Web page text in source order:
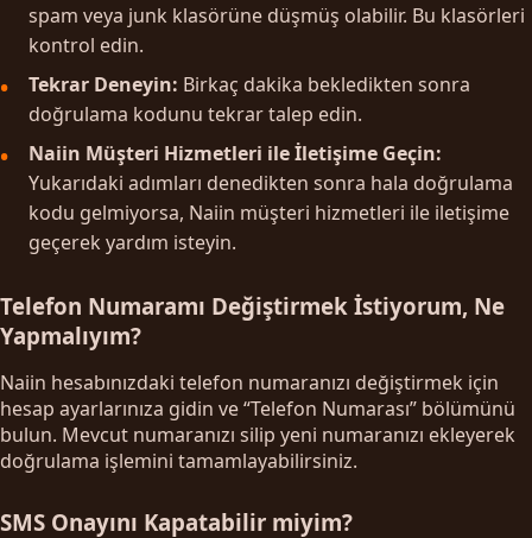
spam veya junk klasörüne düşmüş olabilir. Bu klasörleri
kontrol edin.
Tekrar Deneyin: Birkaç dakika bekledikten sonra
doğrulama kodunu tekrar talep edin.
Naiin Müşteri Hizmetleri ile İletişime Geçin:
Yukarıdaki adımları denedikten sonra hala doğrulama
kodu gelmiyorsa, Naiin müşteri hizmetleri ile iletişime
geçerek yardım isteyin.
Telefon Numaramı Değiştirmek İstiyorum, Ne
Yapmalıyım?
Naiin hesabınızdaki telefon numaranızı değiştirmek için
hesap ayarlarınıza gidin ve “Telefon Numarası” bölümünü
bulun. Mevcut numaranızı silip yeni numaranızı ekleyerek
doğrulama işlemini tamamlayabilirsiniz.
SMS Onayını Kapatabilir miyim?